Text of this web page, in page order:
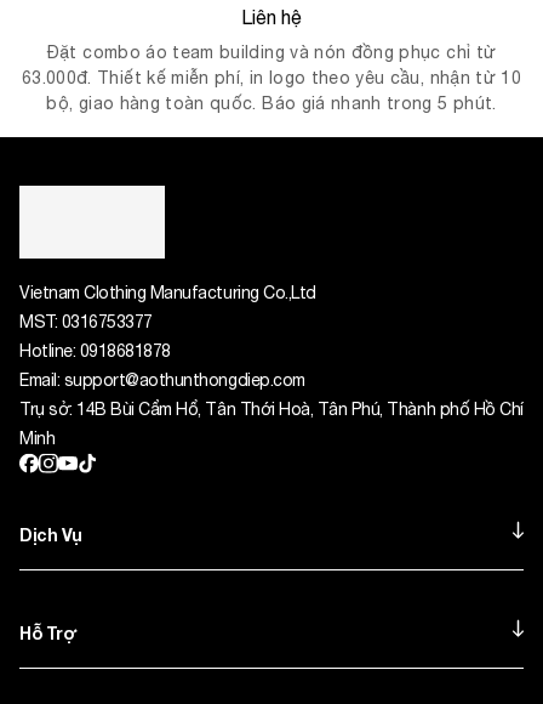
Liên hệ
Đặt combo áo team building và nón đồng phục chỉ từ
63.000đ. Thiết kế miễn phí, in logo theo yêu cầu, nhận từ 10
bộ, giao hàng toàn quốc. Báo giá nhanh trong 5 phút.
Vietnam Clothing Manufacturing Co.,Ltd
MST: 0316753377
Hotline: 0918681878
Email: support@aothunthongdiep.com
Trụ sở: 14B Bùi Cẩm Hổ, Tân Thới Hoà, Tân Phú, Thành phố Hồ Chí
Minh
Dịch Vụ
Hỗ Trợ